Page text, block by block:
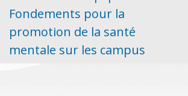
Fondements pour la
promotion de la santé
mentale sur les campus